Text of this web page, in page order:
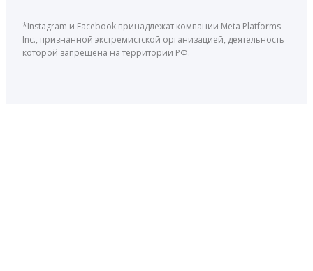
*Instagram и Facebook принадлежат компании Meta Platforms
Inc., признанной экстремистской организацией, деятельность
которой запрещена на территории РФ.